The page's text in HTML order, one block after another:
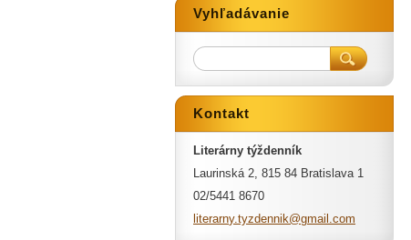
Vyhľadávanie
Kontakt
Literárny týždenník
Laurinská 2, 815 84 Bratislava 1
02/5441 8670
literarny.tyzdennik@gmai l.com